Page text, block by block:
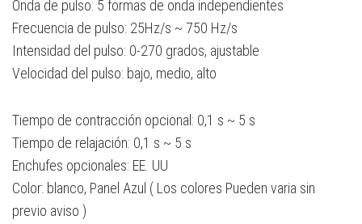
Onda de pulso: 5 formas de onda independientes
Frecuencia de pulso: 25Hz/s ~ 750 Hz/s
Intensidad del pulso: 0-270 grados, ajustable
Velocidad del pulso: bajo, medio, alto
Tiempo de contracción opcional: 0,1 s ~ 5 s
Tiempo de relajación: 0,1 s ~ 5 s
Enchufes opcionales: EE. UU
Color: blanco, Panel Azul ( Los colores Pueden varia sin
previo aviso )